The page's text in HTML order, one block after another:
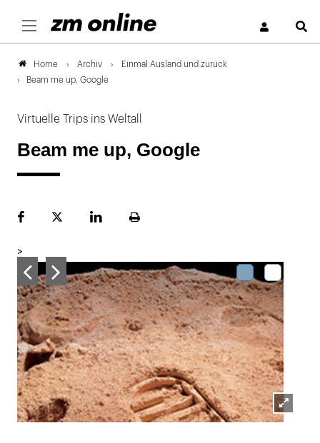
Home Archiv
Einmal Ausland und zurück
Beam me up, Google
Virtuelle Trips ins Weltall
Beam me up, Google
FacebookPlattformLinekdInSeite
>
Lightbox